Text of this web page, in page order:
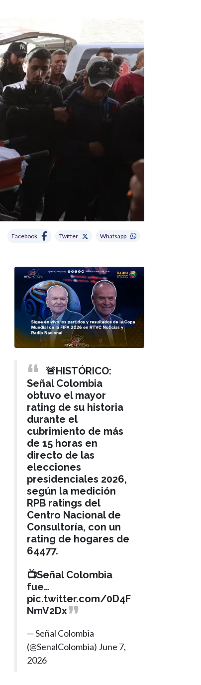
Facebook Twitter Whatsapp
🚨HISTÓRICO:
Señal Colombia
obtuvo el mayor
rating de su historia
durante el
cubrimiento de más
de 15 horas en
directo de las
elecciones
presidenciales 2026,
según la medición
RPB ratings del
Centro Nacional de
Consultoría, con un
rating de hogares de
64477.
📺Señal Colombia
fue…
pic.twitter.com/0D4F
NmV2Dx
— Señal Colombia
(@SenalColombia) June 7,
2026